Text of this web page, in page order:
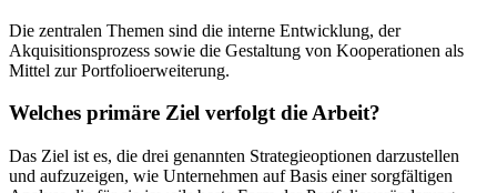
Die zentralen Themen sind die interne Entwicklung, der
Akquisitionsprozess sowie die Gestaltung von Kooperationen als
Mittel zur Portfolioerweiterung.
Welches primäre Ziel verfolgt die Arbeit?
Das Ziel ist es, die drei genannten Strategieoptionen darzustellen
und aufzuzeigen, wie Unternehmen auf Basis einer sorgfältigen